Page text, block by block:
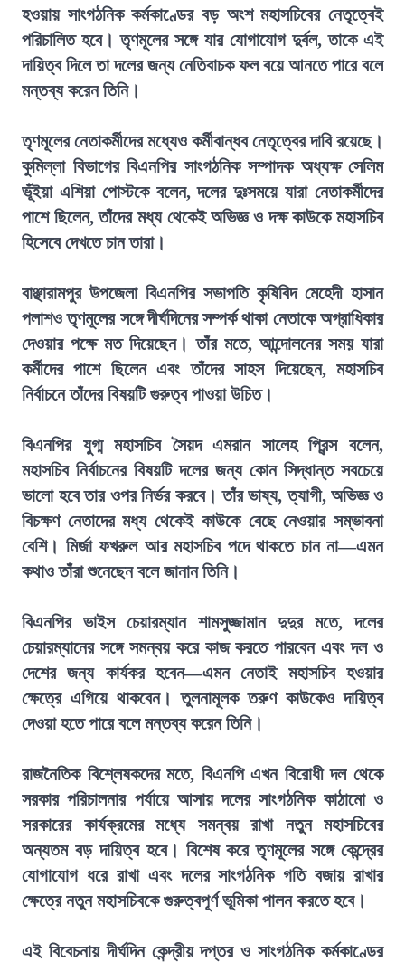
হওয়ায় সাংগঠনিক কর্মকাণ্ডের বড় অংশ মহাসচিবের নেতৃত্বেই
পরিচালিত হবে। তৃণমূলের সঙ্গে যার যোগাযোগ দুর্বল, তাকে এই
দায়িত্ব দিলে তা দলের জন্য নেতিবাচক ফল বয়ে আনতে পারে বলে
মন্তব্য করেন তিনি।
তৃণমূলের নেতাকর্মীদের মধ্যেও কর্মীবান্ধব নেতৃত্বের দাবি রয়েছে।
কুমিল্লা বিভাগের বিএনপির সাংগঠনিক সম্পাদক অধ্যক্ষ সেলিম
ভূঁইয়া এশিয়া পোস্টকে বলেন, দলের দুঃসময়ে যারা নেতাকর্মীদের
পাশে ছিলেন, তাঁদের মধ্য থেকেই অভিজ্ঞ ও দক্ষ কাউকে মহাসচিব
হিসেবে দেখতে চান তারা।
বাঞ্ছারামপুর উপজেলা বিএনপির সভাপতি কৃষিবিদ মেহেদী হাসান
পলাশও তৃণমূলের সঙ্গে দীর্ঘদিনের সম্পর্ক থাকা নেতাকে অগ্রাধিকার
দেওয়ার পক্ষে মত দিয়েছেন। তাঁর মতে, আন্দোলনের সময় যারা
কর্মীদের পাশে ছিলেন এবং তাঁদের সাহস দিয়েছেন, মহাসচিব
নির্বাচনে তাঁদের বিষয়টি গুরুত্ব পাওয়া উচিত।
বিএনপির যুগ্ম মহাসচিব সৈয়দ এমরান সালেহ প্রিন্স বলেন,
মহাসচিব নির্বাচনের বিষয়টি দলের জন্য কোন সিদ্ধান্ত সবচেয়ে
ভালো হবে তার ওপর নির্ভর করবে। তাঁর ভাষ্য, ত্যাগী, অভিজ্ঞ ও
বিচক্ষণ নেতাদের মধ্য থেকেই কাউকে বেছে নেওয়ার সম্ভাবনা
বেশি। মির্জা ফখরুল আর মহাসচিব পদে থাকতে চান না—এমন
কথাও তাঁরা শুনেছেন বলে জানান তিনি।
বিএনপির ভাইস চেয়ারম্যান শামসুজ্জামান দুদুর মতে, দলের
চেয়ারম্যানের সঙ্গে সমন্বয় করে কাজ করতে পারবেন এবং দল ও
দেশের জন্য কার্যকর হবেন—এমন নেতাই মহাসচিব হওয়ার
ক্ষেত্রে এগিয়ে থাকবেন। তুলনামূলক তরুণ কাউকেও দায়িত্ব
দেওয়া হতে পারে বলে মন্তব্য করেন তিনি।
রাজনৈতিক বিশ্লেষকদের মতে, বিএনপি এখন বিরোধী দল থেকে
সরকার পরিচালনার পর্যায়ে আসায় দলের সাংগঠনিক কাঠামো ও
সরকারের কার্যক্রমের মধ্যে সমন্বয় রাখা নতুন মহাসচিবের
অন্যতম বড় দায়িত্ব হবে। বিশেষ করে তৃণমূলের সঙ্গে কেন্দ্রের
যোগাযোগ ধরে রাখা এবং দলের সাংগঠনিক গতি বজায় রাখার
ক্ষেত্রে নতুন মহাসচিবকে গুরুত্বপূর্ণ ভূমিকা পালন করতে হবে।
এই বিবেচনায় দীর্ঘদিন কেন্দ্রীয় দপ্তর ও সাংগঠনিক কর্মকাণ্ডের